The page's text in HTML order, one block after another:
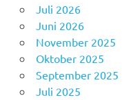
Juli 2026
Juni 2026
November 2025
Oktober 2025
September 2025
Juli 2025